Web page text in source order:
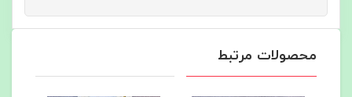
محصولات مرتبط